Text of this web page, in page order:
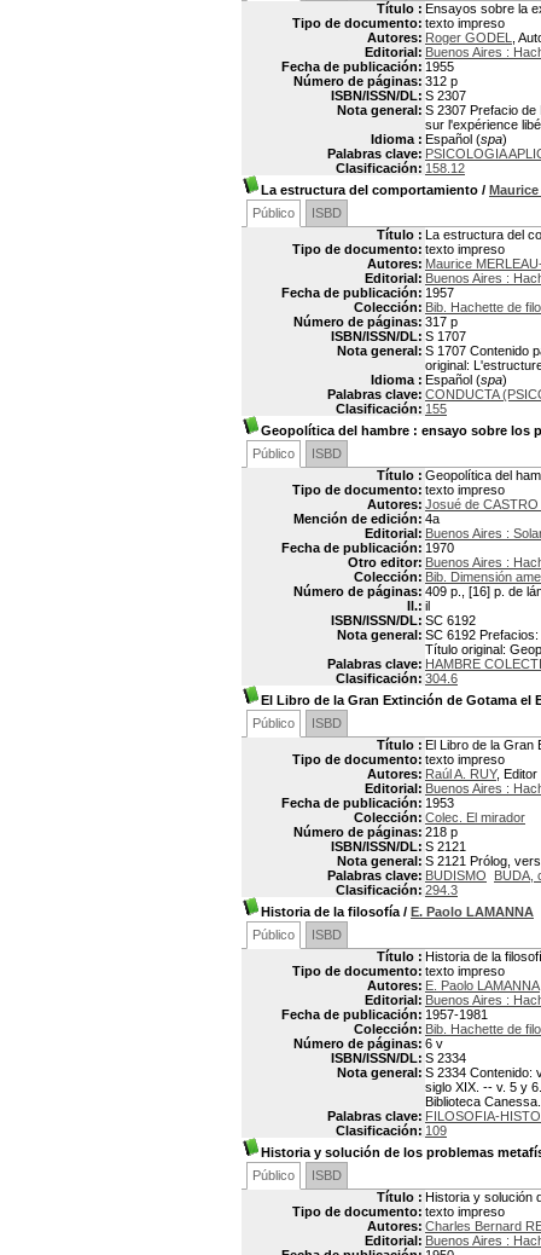
Título : Ensayos sobre la
Tipo de documento: texto impreso
Autores: Roger GODEL
,
Editorial: Buenos Aires :
Fecha de publicación: 1955
Número de páginas: 312 p
ISBN/ISSN/DL: S 2307
Nota general: S 2307 Prefacio de
sur l'expérience
Idioma : Español (spa)
Palabras clave: PSICOLOGIA
Clasificación: 158.12
La estructura del comportamiento / Maurice
Público
ISBD
Título : La estructura del
Tipo de documento: texto impreso
Autores: Maurice
Editorial: Buenos Aires :
Fecha de publicación: 1957
Colección: Bib. Hachette de
Número de páginas: 317 p
ISBN/ISSN/DL: S 1707
Nota general: S 1707 Contenido
original:
Idioma : Español (spa)
Palabras clave: CONDUCTA
Clasificación: 155
Geopolítica del hambre : ensayo sobre los
Público
ISBD
Título : Geopolítica del
Tipo de documento: texto impreso
Autores: Josué de
Mención de edición: 4a
Editorial: Buenos Aires :
Fecha de publicación: 1970
Otro editor: Buenos Aires :
Colección: Bib. Dimensión
Número de páginas: 409 p., [16] p. de
Il.: il
ISBN/ISSN/DL: SC 6192
Nota general: SC 6192
Título original:
Palabras clave: HAMBRE
Clasificación: 304.6
El Libro de la Gran Extinción de Gotama el
Público
ISBD
Título : El Libro de la Gran
Tipo de documento: texto impreso
Autores: Raúl A. RUY, Editor
Editorial: Buenos Aires :
Fecha de publicación: 1953
Colección: Colec. El mirador
Número de páginas: 218 p
ISBN/ISSN/DL: S 2121
Nota general: S 2121 Prólog,
Palabras clave: BUDISMO
BUDA,
Clasificación: 294.3
Historia de la filosofía / E. Paolo LAMANNA
Público
ISBD
Título : Historia de la
Tipo de documento: texto impreso
Autores: E. Paolo LAMANNA
Editorial: Buenos Aires :
Fecha de publicación: 1957-1981
Colección: Bib. Hachette de
Número de páginas: 6 v
ISBN/ISSN/DL: S 2334
Nota general: S 2334 Contenido:
siglo XIX. -- v. 5 y
Biblioteca
Palabras clave: FILOSOFIA-
Clasificación: 109
Historia y solución de los problemas
Público
ISBD
Título : Historia y solución
Tipo de documento: texto impreso
Autores: Charles Bernard
Editorial: Buenos Aires :